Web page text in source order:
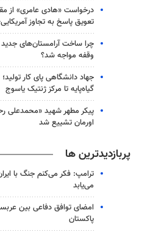
درخواست «هادی عامری» از
تعویق پاسخ به تجاوز
چرا ساخت آرامستان‌های جدید
وقفه مواجه شد؟
جهاد دانشگاهی پای کار تولید؛
گیاه‌پایه تا مرکز ژنتیک یاسوج
پیکر مطهر شهید «محمدعلی
اورمان تشییع شد
پربازدیدترین ها
ترامپ: فکر می‌کنم جنگ با
می‌یابد
امضای توافق دفاعی بین
پاکستان